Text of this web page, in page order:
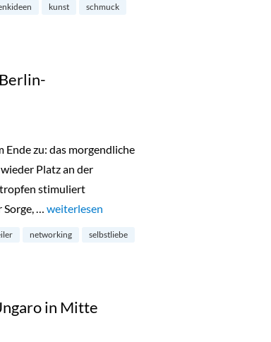
kunst
schmuck
Ende zu: das morgendliche
Platz an der
stimuliert
Sorge, … „Spiritual Sunday Live Event in Berlin-
weiterlesen
networking
selbstliebe
in Mitte